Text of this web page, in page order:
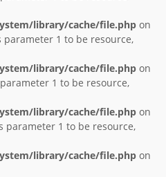
library/cache/file.php on
parameter 1 to be resource,
library/cache/file.php on
1 to be resource,
library/cache/file.php on
parameter 1 to be resource,
library/cache/file.php on